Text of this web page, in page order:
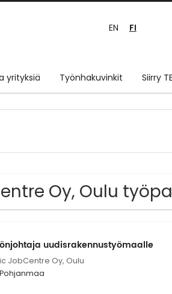
EN FI
yrityksiä Työnhakuvinkit Siirry
Oy, Oulu
uudisrakennustyömaalle
JobCentre Oy, Oulu